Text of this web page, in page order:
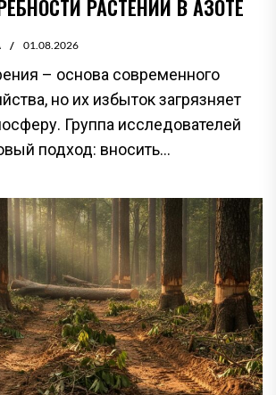
РАСТЕНИЙ В АЗОТЕ
01.08.2026
– основа современного
но их избыток загрязняет
Группа исследователей
подход: вносить...